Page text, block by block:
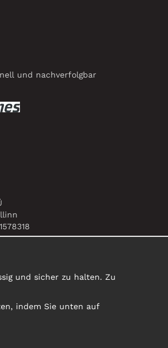
und nachverfolgbar
und sicher zu halten. Zu
indem Sie unten auf